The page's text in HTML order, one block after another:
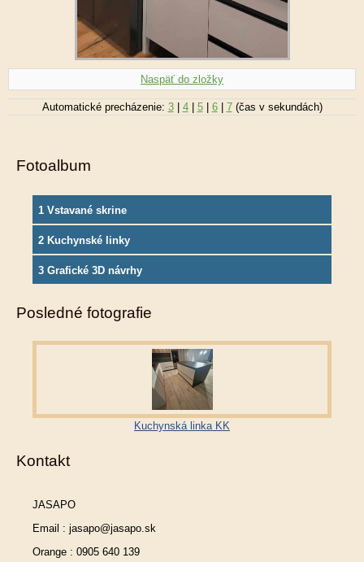
Naspäť do zložky
Automatické precházenie: 3| 4| 5| 6| 7(čas v sekundách)
Fotoalbum
1 Vstavané skrine
2 Kuchynské linky
3 Grafické 3D návrhy
Posledné fotografie
Kuchynská linka KK
Kontakt
JASAPO
Email : jasapo@jasapo.sk
Orange : 0905 640 139